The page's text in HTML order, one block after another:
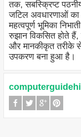
तक, सबस्क्रिप्ट
जटिल अवधारणाओं का
महत्वपूर्ण भूमिका
रुझान विकसित होते हैं,
और मानकीकृत तरीके
उपकरण बना हुआ है।